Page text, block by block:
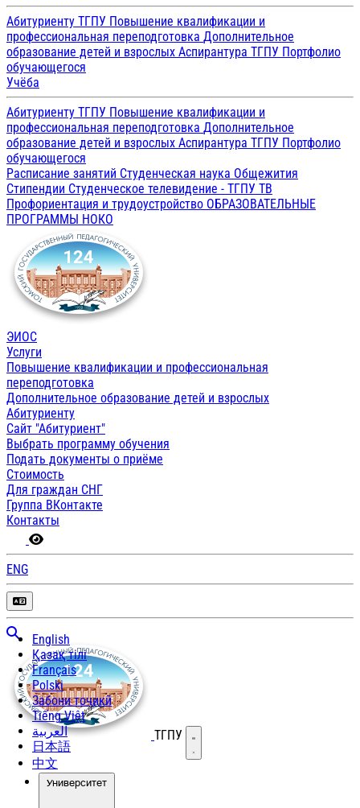
Абитуриенту ТГПУ Повышение квалификации и
профессиональная переподготовка Дополнительное
образование детей и взрослых Аспирантура ТГПУ Портфолио
обучающегося
Учёба
Абитуриенту ТГПУ Повышение квалификации и
профессиональная переподготовка Дополнительное
образование детей и взрослых Аспирантура ТГПУ Портфолио
обучающегося
Расписание занятий Студенческая наука Общежития
Стипендии Студенческое телевидение - ТГПУ ТВ
Профориентация и трудоустройство ОБРАЗОВАТЕЛЬНЫЕ
ПРОГРАММЫ НОКО
ЭИОС
Услуги
Повышение квалификации и профессиональная
переподготовка
Дополнительное образование детей и взрослых
Абитуриенту
Сайт "Абитуриент"
Выбрать программу обучения
Подать документы о приёме
Стоимость
Для граждан СНГ
Группа ВКонтакте
Контакты
ENG
English
Қазақ тілі
Français
Polski
Забони тоҷикӣ
Tiếng Việt
العربية
日本語
中文
ТГПУ Открыть меню
Университет